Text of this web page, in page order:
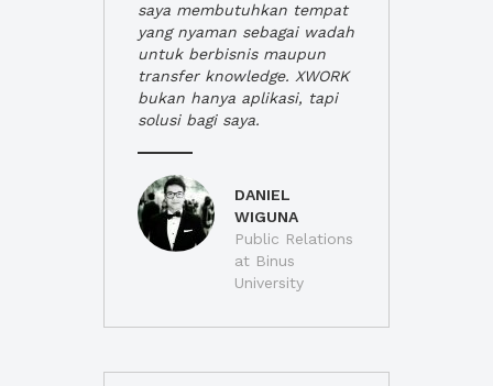
saya membutuhkan tempat
yang nyaman sebagai wadah
untuk berbisnis maupun
transfer knowledge. XWORK
bukan hanya aplikasi, tapi
solusi bagi saya.
DANIEL
WIGUNA
Public Relations
at Binus
University